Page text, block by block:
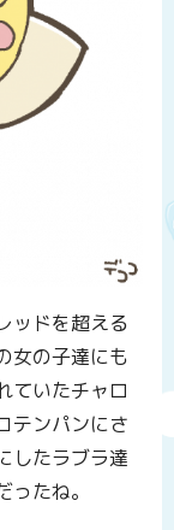
ッドを超える
女の子達にも
ていたチャロ
テンパンにさ
したラブラ達
たね。